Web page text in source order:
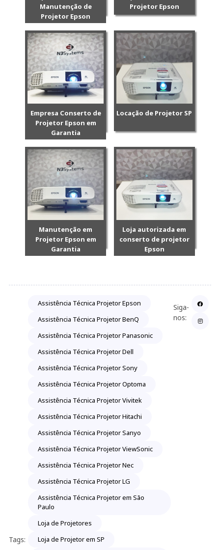
Manutenção de
Projetor Epson
Projetor Epson
Empresa Conserto de
Projetor Epson em
Garantia
Locação de Projetor SP
Manutenção em
Projetor Epson em
Garantia
Loja autorizada em
conserto de projetor
Epson
Tags:
Assistência Técnica Projetor Epson
Assistência Técnica Projetor BenQ
Assistência Técnica Projetor Panasonic
Assistência Técnica Projetor Dell
Assistência Técnica Projetor Sony
Assistência Técnica Projetor Optoma
Assistência Técnica Projetor Vivitek
Assistência Técnica Projetor Hitachi
Assistência Técnica Projetor Sanyo
Assistência Técnica Projetor ViewSonic
Assistência Técnica Projetor Nec
Assistência Técnica Projetor LG
Assistência Técnica Projetor em São
Paulo
Loja de Projetores
Loja de Projetor em SP
Siga-
nos: